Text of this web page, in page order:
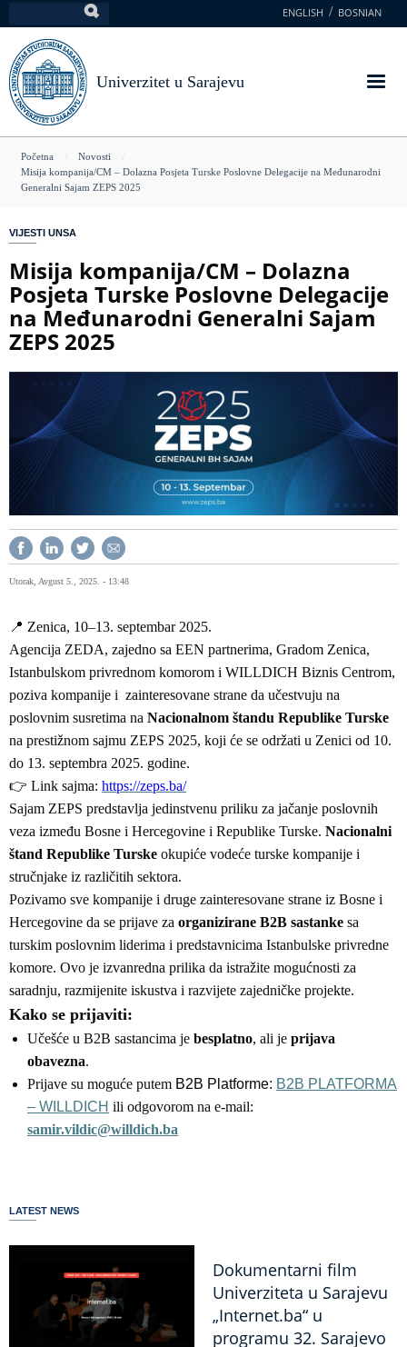
na
glavni
sadržaj
ENGLISH BOSNIAN
Univerzitet u Sarajevu
You
are
Početna
Novosti
Misija kompanija/CM – Dolazna Posjeta Turske Poslovne Delegacije na Međunarodni
Generalni Sajam ZEPS 2025
VIJESTI UNSA
Misija kompanija/CM – Dolazna
Posjeta Turske Poslovne Delegacije
na Međunarodni Generalni Sajam
ZEPS 2025
Utorak, Avgust 5., 2025. - 13:48
📍 Zenica, 10–13. septembar 2025.
Agencija ZEDA, zajedno sa EEN partnerima, Gradom Zenica,
Istanbulskom privrednom komorom i WILLDICH Biznis Centrom,
poziva kompanije i zainteresovane strane da učestvuju na
poslovnim susretima na Nacionalnom štandu Republike Turske
na prestižnom sajmu ZEPS 2025, koji će se održati u Zenici od 10.
do 13. septembra 2025. godine.
👉 Link sajma: https://zeps.ba/
Sajam ZEPS predstavlja jedinstvenu priliku za jačanje poslovnih
veza između Bosne i Hercegovine i Republike Turske. Nacionalni
štand Republike Turske okupiće vodeće turske kompanije i
stručnjake iz različitih sektora.
Pozivamo sve kompanije i druge zainteresovane strane iz Bosne i
Hercegovine da se prijave za organizirane B2B sastanke sa
turskim poslovnim liderima i predstavnicima Istanbulske privredne
komore. Ovo je izvanredna prilika da istražite mogućnosti za
saradnju, razmijenite iskustva i razvijete zajedničke projekte.
Kako se prijaviti:
Učešće u B2B sastancima je besplatno, ali je prijava
obavezna.
Prijave su moguće putem B2B Platforme: B2B PLATFORMA
– WILLDICH ili odgovorom na e-mail:
samir.vildic@willdich.ba
LATEST NEWS
Dokumentarni film
Univerziteta u Sarajevu
„Internet.ba“ u
programu 32. Sarajevo